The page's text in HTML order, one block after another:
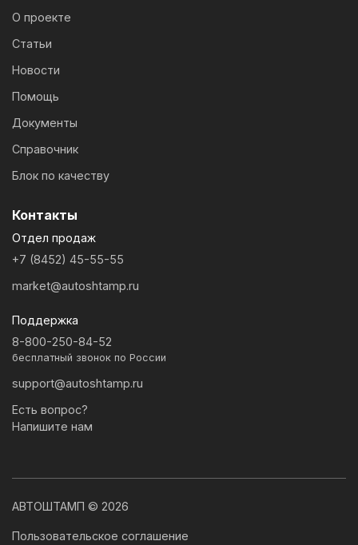
О проекте
Статьи
Новости
Помощь
Документы
Справочник
Блок по качеству
Контакты
Отдел продаж
+7 (8452) 45-55-55
market@autoshtamp.ru
Поддержка
8-800-250-84-52
бесплатный звонок по России
support@autoshtamp.ru
Есть вопрос?
Напишите нам
АВТОШТАМП © 2026
Пользовательское соглашение